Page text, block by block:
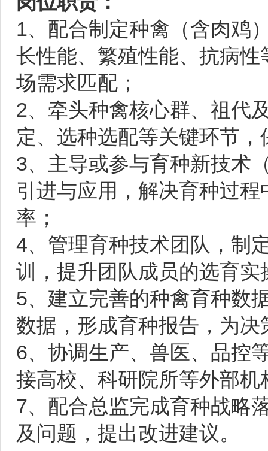
1、配合制定种禽（含肉鸡
长性能、繁殖性能、抗病
场需求匹配；
2、牵头种禽核心群、祖代
定、选种选配等关键环节
3、主导或参与育种新技术
引进与应用，解决育种过
率；
4、管理育种技术团队，制
训，提升团队成员的选育
5、建立完善的种禽育种数
数据，形成育种报告，为
6、协调生产、兽医、品控
接高校、科研院所等外部
7、配合总监完成育种战略
及问题，提出改进建议。